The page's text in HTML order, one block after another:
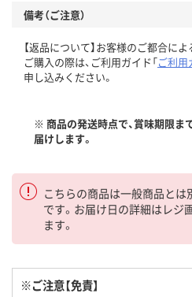
備考（ご注意）
【返品について】お客様のご都合に
ご購入の際は、ご利用ガイド「ご利用
申し込みください。
※ 商品の発送時点で、賞味期限
届けします。
こちらの商品は一般商品と
です。お届け日の詳細はレジ
ます。
※ご注意【免責】